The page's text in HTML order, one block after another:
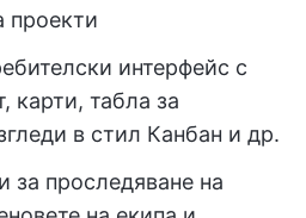
проекти
интерфейс с
карти, табла за
в стил Канбан и др.
за проследяване на